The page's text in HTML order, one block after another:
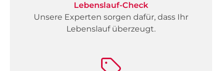
Lebenslauf-Check
Unsere Experten sorgen dafür, dass Ihr
Lebenslauf überzeugt.